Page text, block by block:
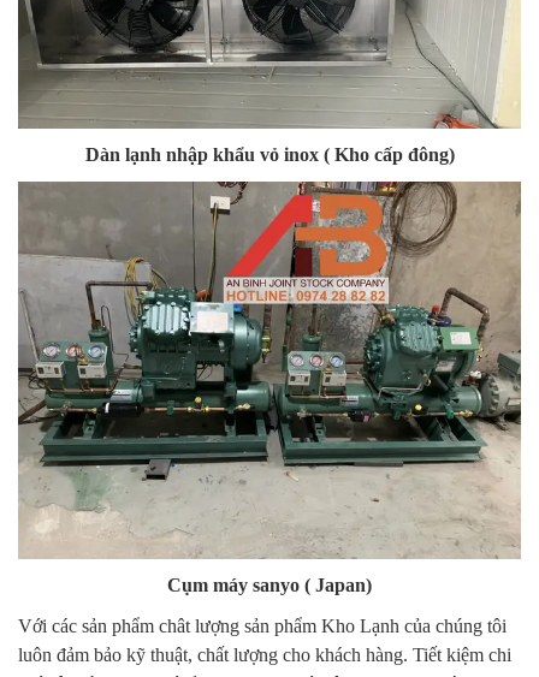
Dàn lạnh nhập khẩu vỏ inox ( Kho cấp đông)
Cụm máy sanyo ( Japan)
Với các sản phẩm chât lượng sản phẩm Kho Lạnh của chúng tôi
luôn đảm bảo kỹ thuật, chất lượng cho khách hàng. Tiết kiệm chi